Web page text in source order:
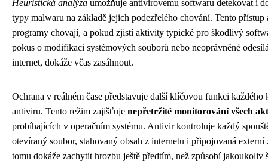
Heuristická analýza umožňuje antivirovému softwaru detekovat i
typy malwaru na základě jejich podezřelého chování. Tento přístup
programy chovají, a pokud zjistí aktivity typické pro škodlivý
pokus o modifikaci systémových souborů nebo neoprávněné
internet, dokáže včas zasáhnout.
Ochrana v reálném čase představuje další klíčovou funkci každého
antiviru. Tento režim zajišťuje nepřetržité monitorování všech
probíhajících v operačním systému. Antivir kontroluje každý
otevíraný soubor, stahovaný obsah z internetu i připojovaná
tomu dokáže zachytit hrozbu ještě předtím, než způsobí jakoukoliv